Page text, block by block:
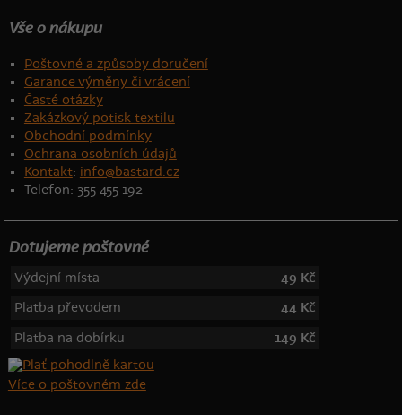
Vše o nákupu
Poštovné a způsoby doručení
Garance výměny či vrácení
Časté otázky
Zakázkový potisk textilu
Obchodní podmínky
Ochrana osobních údajů
Kontakt: info@bastard.cz
Telefon: 355 455 192
Dotujeme poštovné
Výdejní místa
49 Kč
Platba převodem
44 Kč
Platba na dobírku
149 Kč
Více o poštovném zde